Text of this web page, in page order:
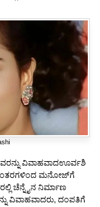
ವಿವಾಹವಾದಊರ್ವಶಿ
ಮನೋಜ್‌ಗೆ
ಚೆನ್ನೈನ ನಿರ್ಮಾಣ
ವಿವಾಹವಾದರು, ದಂಪತಿಗೆ